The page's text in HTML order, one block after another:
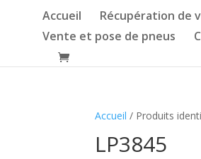
Accueil Récupération de
Vente et pose de pneus
Accueil / Produits
LP3845